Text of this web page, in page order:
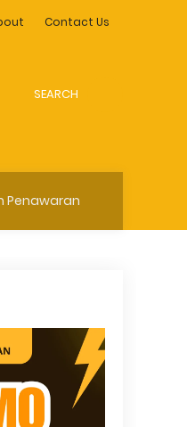
Contact Us
SEARCH
Penawaran